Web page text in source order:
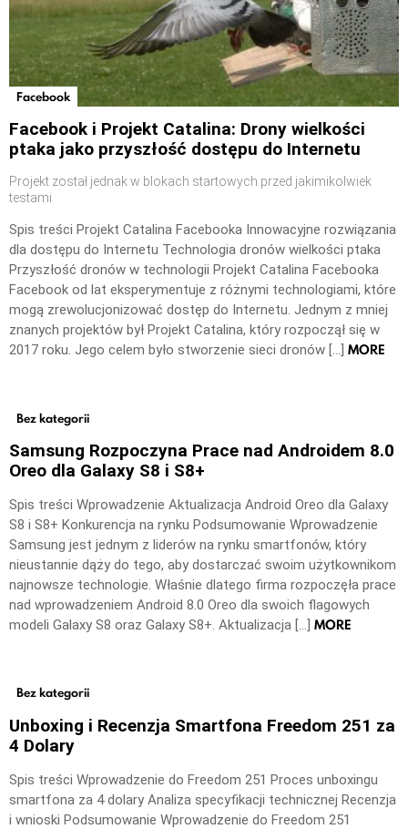
Facebook
Facebook i Projekt Catalina: Drony wielkości
ptaka jako przyszłość dostępu do Internetu
Projekt został jednak w blokach startowych przed jakimikolwiek
testami
Spis treści Projekt Catalina Facebooka Innowacyjne rozwiązania
dla dostępu do Internetu Technologia dronów wielkości ptaka
Przyszłość dronów w technologii Projekt Catalina Facebooka
Facebook od lat eksperymentuje z różnymi technologiami, które
mogą zrewolucjonizować dostęp do Internetu. Jednym z mniej
znanych projektów był Projekt Catalina, który rozpoczął się w
2017 roku. Jego celem było stworzenie sieci dronów […] MORE
Bez kategorii
Samsung Rozpoczyna Prace nad Androidem 8.0
Oreo dla Galaxy S8 i S8+
Spis treści Wprowadzenie Aktualizacja Android Oreo dla Galaxy
S8 i S8+ Konkurencja na rynku Podsumowanie Wprowadzenie
Samsung jest jednym z liderów na rynku smartfonów, który
nieustannie dąży do tego, aby dostarczać swoim użytkownikom
najnowsze technologie. Właśnie dlatego firma rozpoczęła prace
nad wprowadzeniem Android 8.0 Oreo dla swoich flagowych
modeli Galaxy S8 oraz Galaxy S8+. Aktualizacja […] MORE
Bez kategorii
Unboxing i Recenzja Smartfona Freedom 251 za
4 Dolary
Spis treści Wprowadzenie do Freedom 251 Proces unboxingu
smartfona za 4 dolary Analiza specyfikacji technicznej Recenzja
i wnioski Podsumowanie Wprowadzenie do Freedom 251